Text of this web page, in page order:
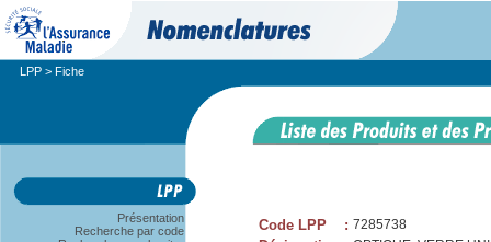
LPP > Fiche
Présentation
Recherche par code
Code LPP : 7285738